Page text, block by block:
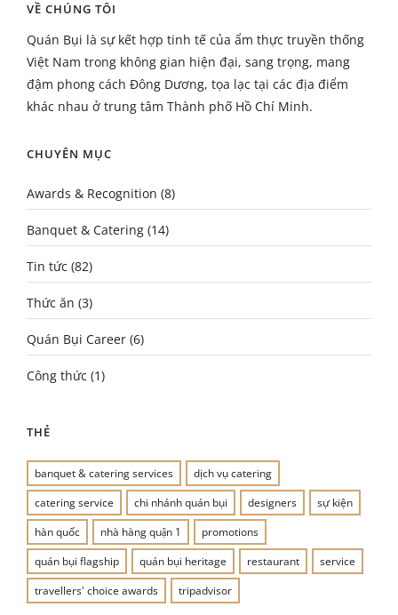
VỀ CHÚNG TÔI
Quán Bụi là sự kết hợp tinh tế của ẩm thực truyền thống
Việt Nam trong không gian hiện đại, sang trọng, mang
đậm phong cách Đông Dương, tọa lạc tại các địa điểm
khác nhau ở trung tâm Thành phố Hồ Chí Minh.
CHUYÊN MỤC
Awards & Recognition (8)
Banquet & Catering (14)
Tin tức (82)
Thức ăn (3)
Quán Bụi Career (6)
Công thức (1)
THẺ
banquet & catering services
dịch vụ catering
catering service
chi nhánh quán bụi designers
sự kiện
hàn quốc
nhà hàng quận 1
promotions
quán bụi flagship
quán bụi heritage restaurant
service
travellers' choice awards
tripadvisor